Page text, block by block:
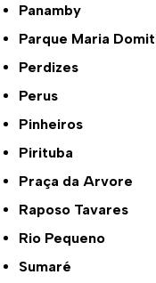
Panamby
Parque Maria
Perdizes
Perus
Pinheiros
Pirituba
Praça da Arvore
Raposo Tavares
Rio Pequeno
Sumaré